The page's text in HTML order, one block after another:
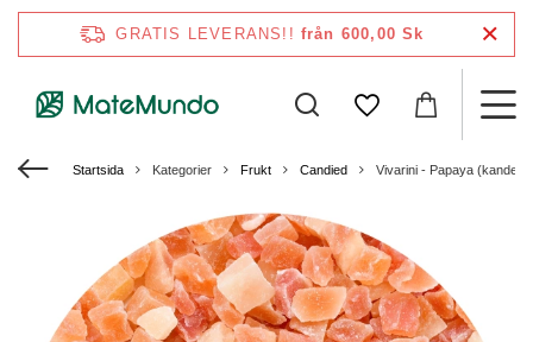
GRATIS LEVERANS!! från 600,00 Sk
Startsida Kategorier Frukt Candied Vivarini - Papaya